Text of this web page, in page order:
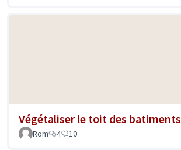
Végétaliser le toit des batiments
Rom
4 10